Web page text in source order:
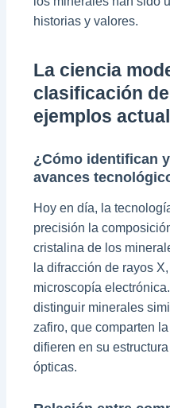
historias y valores.
La ciencia
clasificación
ejemplos
¿Cómo identifican
avances
Hoy en día, la
precisión la
cristalina de los
la difracción de rayos
microscopía
distinguir minerales
zafiro, que comparten
difieren en su
ópticas.